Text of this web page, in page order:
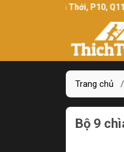
234 Bình Thới, P10, Q11, HCM
Trang chủ /
Bộ 9